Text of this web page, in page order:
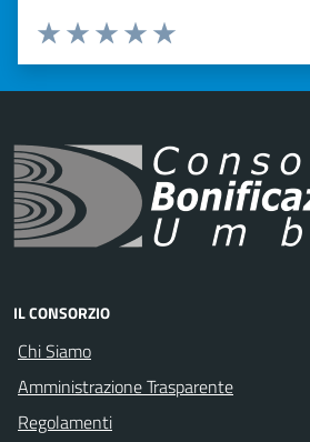
Valuta 5 stelle su 5
Valuta 4 stelle su 5
Valuta 3 stelle su 5
Valuta 2 stelle su 5
Valuta 1 stelle su 5
IL CONSORZIO
Chi Siamo
Amministrazione Trasparente
Regolamenti